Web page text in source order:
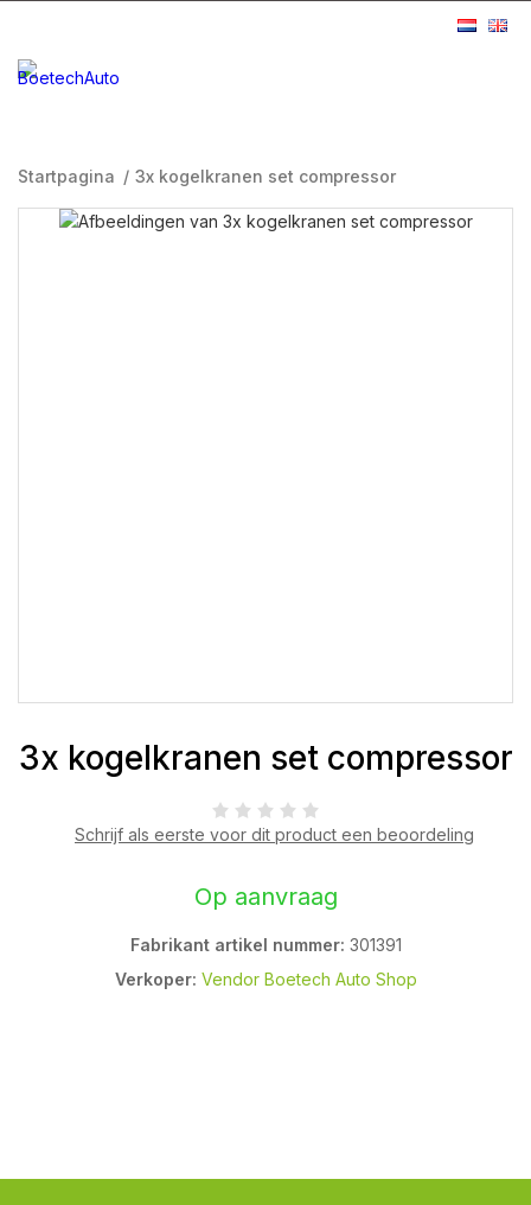
Startpagina / 3x kogelkranen set compressor
3x kogelkranen set compressor
Schrijf als eerste voor dit product een beoordeling
Op aanvraag
Fabrikant artikel nummer: 301391
Verkoper: Vendor Boetech Auto Shop